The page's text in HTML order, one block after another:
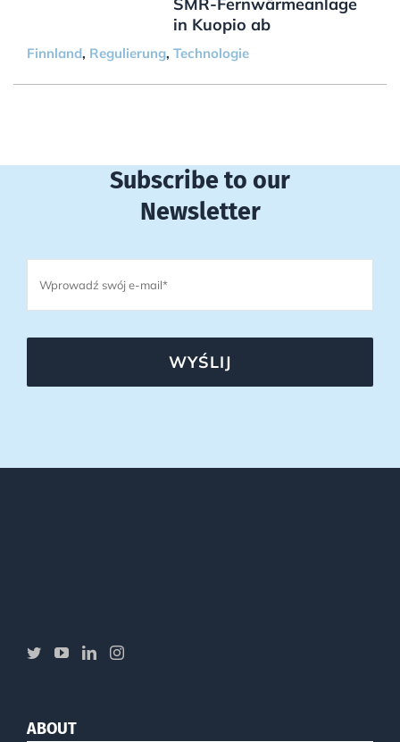
in Kuopio ab
Finnland, Regulierung, Technologie
Subscribe to our
Newsletter
WYŚLIJ
ABOUT